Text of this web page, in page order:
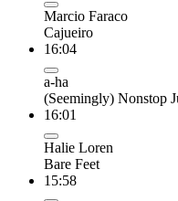
Marcio Faraco
Cajueiro
16:04
a-ha
(Seemingly) Nonstop
16:01
Halie Loren
Bare Feet
15:58